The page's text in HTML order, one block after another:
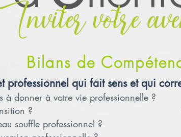
0%
Bilans de
professionnel qui fait sens et qui
à donner à votre vie professionnelle ?
?
souffle professionnel ?